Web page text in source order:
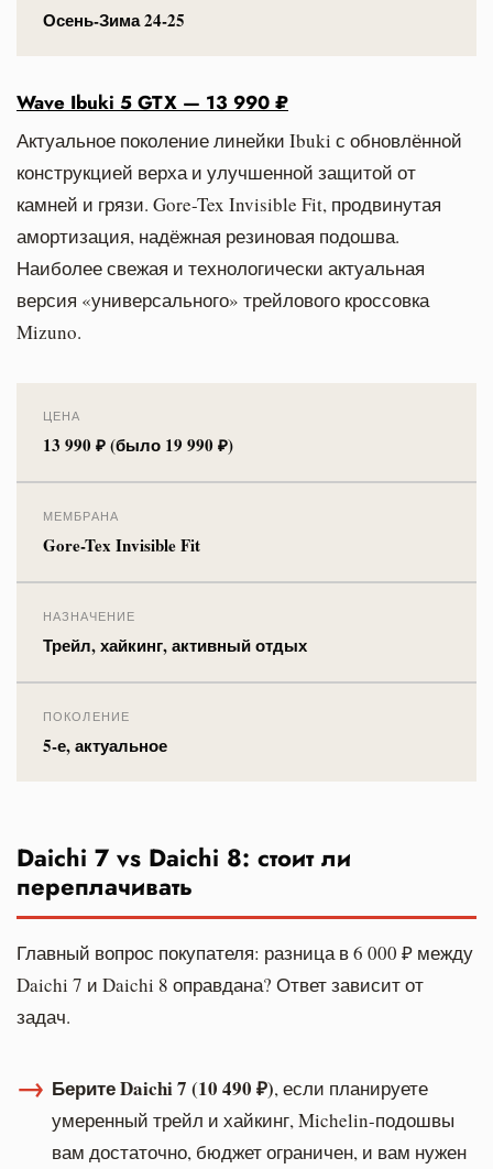
Осень-Зима 24-25
Wave Ibuki 5 GTX — 13 990 ₽
Актуальное поколение линейки Ibuki с обновлённой
конструкцией верха и улучшенной защитой от
камней и грязи. Gore-Tex Invisible Fit, продвинутая
амортизация, надёжная резиновая подошва.
Наиболее свежая и технологически актуальная
версия «универсального» трейлового кроссовка
Mizuno.
ЦЕНА
13 990 ₽ (было 19 990 ₽)
МЕМБРАНА
Gore-Tex Invisible Fit
НАЗНАЧЕНИЕ
Трейл, хайкинг, активный отдых
ПОКОЛЕНИЕ
5-е, актуальное
Daichi 7 vs Daichi 8: стоит ли
переплачивать
Главный вопрос покупателя: разница в 6 000 ₽ между
Daichi 7 и Daichi 8 оправдана? Ответ зависит от
задач.
→ Берите Daichi 7 (10 490 ₽), если планируете
умеренный трейл и хайкинг, Michelin-подошвы
вам достаточно, бюджет ограничен, и вам нужен